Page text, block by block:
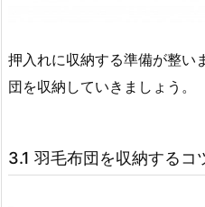
押入れに収納する準備が整い
団を収納していきましょう。
3.1 羽毛布団を収納するコ